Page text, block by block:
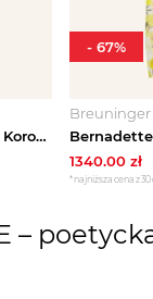
Bernadette Sukienka Z Koronką I Wycięciami weiss BIAŁY
Breuninger
1340.00 zł
*najniższa cena z
- 67%
–